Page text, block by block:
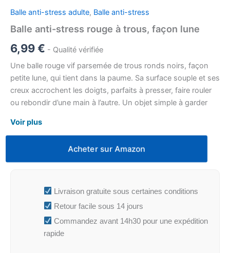
Balle anti-stress adulte, Balle anti-stress
Balle anti-stress rouge à trous, façon lune
6,99€ - Qualité vérifiée
Une balle rouge vif parsemée de trous ronds noirs, façon
petite lune, qui tient dans la paume. Sa surface souple et ses
creux accrochent les doigts, parfaits à presser, faire rouler
ou rebondir d’une main à l’autre. Un objet simple à garder
Voir plus
Acheter sur Amazon
Livraison gratuite sous certaines conditions
Retour facile sous 14 jours
Commandez avant 14h30 pour une expédition
rapide